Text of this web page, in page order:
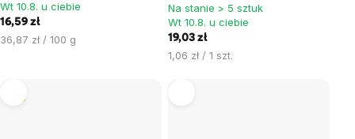
Wt 10.8. u ciebie
16,59 zł
Cena
36,87 zł / 100 g
Na stanie > 5 sztuk
Wt 10.8. u ciebie
19,03 zł
Cena
1,06 zł / 1 szt.